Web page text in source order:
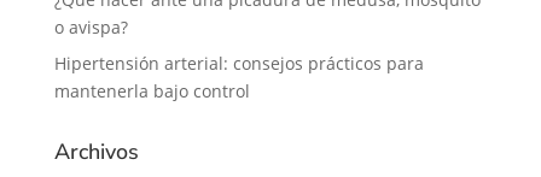
o avispa?
Hipertensión arterial: consejos prácticos para
mantenerla bajo control
Archivos